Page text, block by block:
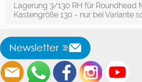
Lagerung 3/130 RH für Roundhead
Kastengröße 130 - nur bei Variante